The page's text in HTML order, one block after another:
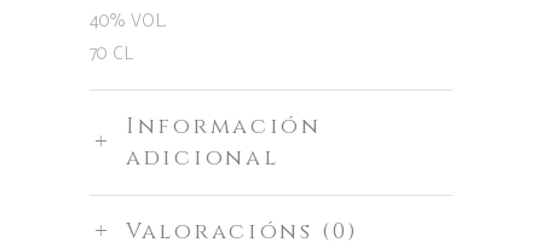
40% VOL.
70 CL
Información
adicional
Valoracións (0)